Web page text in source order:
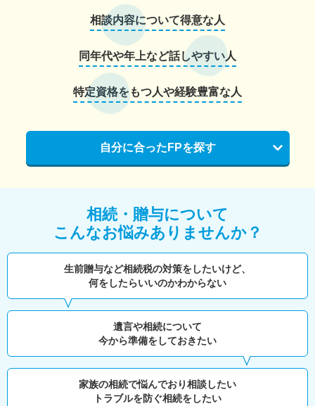
相談内容について得意な人
同年代や年上など話しやすい人
特定資格をもつ人や経験豊富な人
自分に合ったFPを探す
相続・贈与について
こんなお悩みありませんか？
生前贈与など相続税の対策をしたいけど、
何をしたらいいのかわからない
遺言や相続について
今から準備をしておきたい
家族の相続で悩んでおり相談したい
トラブルを防ぐ相続をしたい